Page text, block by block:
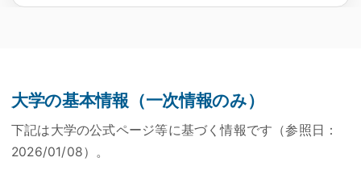
大学の基本情報（一次情報のみ）
下記は大学の公式ページ等に基づく情報です（参照日：
2026/01/08）。